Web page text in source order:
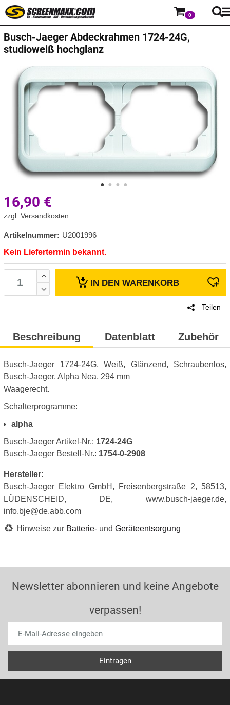
0
Busch-Jaeger Abdeckrahmen 1724-24G,
studioweiß hochglanz
16,90 €
zzgl. Versandkosten
Artikelnummer: U2001996
Kein Liefertermin bekannt.
IN DEN WARENKORB
Teilen
Beschreibung Datenblatt Zubehör
Busch-Jaeger 1724-24G, Weiß, Glänzend, Schraubenlos,
Busch-Jaeger, Alpha Nea, 294 mm
Waagerecht.
Schalterprogramme:
alpha
Busch-Jaeger Artikel-Nr.: 1724-24G
Busch-Jaeger Bestell-Nr.: 1754-0-2908
Hersteller:
Busch-Jaeger Elektro GmbH, Freisenbergstraße 2, 58513,
LÜDENSCHEID, DE, www.busch-jaeger.de,
info.bje@de.abb.com
Hinweise zur Batterie- und Geräteentsorgung
Newsletter abonnieren und keine Angebote
verpassen!